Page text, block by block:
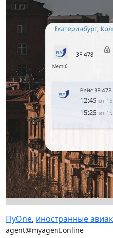
FlyOne, иностранные
agent@myagent.online